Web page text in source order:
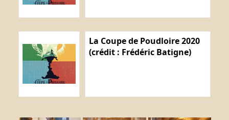
La Coupe de Poudloire 2020
(crédit : Frédéric Batigne)